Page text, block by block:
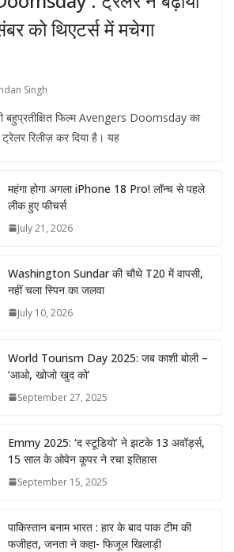
को थिएटर्स में मचेगा
Singh
बहुप्रतीक्षित फिल्म Avengers Doomsday का
ट्रेलर रिलीज़ कर दिया है। यह
महंगा होगा अगला iPhone 18 Pro! लॉन्च से पहले
लीक हुए फीचर्स
July 21, 2026
Washington Sundar की चौथे T20 में वापसी,
नहीं चला स्पिन का जलवा
July 10, 2026
World Tourism Day 2025: जब काशी बोली –
‘आओ, खोजो खुद को’
September 27, 2025
Emmy 2025: ‘द स्टूडियो’ ने झटके 13 अवॉर्ड्स,
15 साल के ओवेन कूपर ने रचा इतिहास
September 15, 2025
पाकिस्तान बनाम भारत : हार के बाद पाक टीम की
फजीहत, जनता ने कहा- फिजूल खिलाड़ी